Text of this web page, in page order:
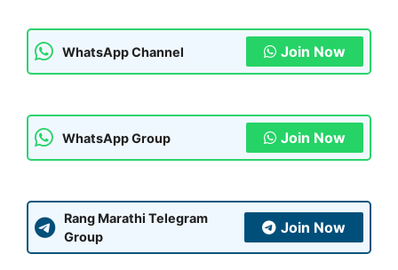
WhatsApp Channel Join Now
WhatsApp Group Join Now
Rang Marathi Telegram
Group
Join Now